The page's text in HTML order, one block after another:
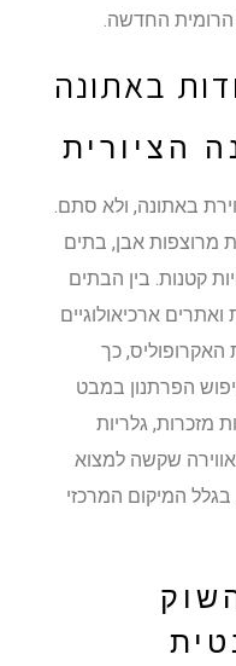
החדשה.
באתונה
באתונה, ולא סתם.
אבן, בתים
בין הבתים
ארכיאולוגיים
כך
הפרתנון במבט
גלריות
שקשה למצוא
המיקום המרכזי